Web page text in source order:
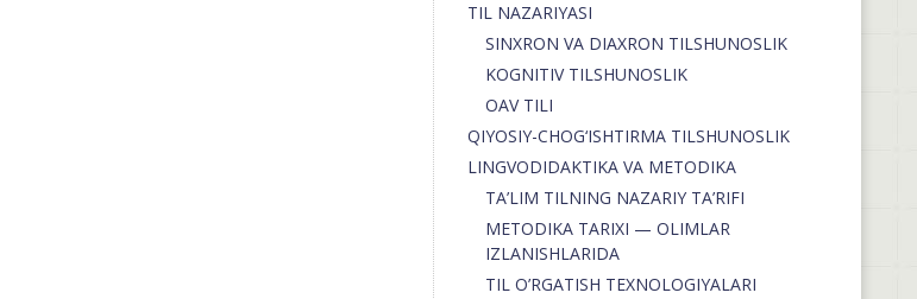
TIL NAZARIYASI
SINXRON VA DIAXRON TILSHUNOSLIK
KOGNITIV TILSHUNOSLIK
OAV TILI
QIYOSIY-CHOG‘ISHTIRMA TILSHUNOSLIK
LINGVODIDAKTIKA VA METODIKA
TA’LIM TILNING NAZARIY TA’RIFI
METODIKA TARIXI — OLIMLAR
IZLANISHLARIDA
TIL O’RGATISH TEXNOLOGIYALARI